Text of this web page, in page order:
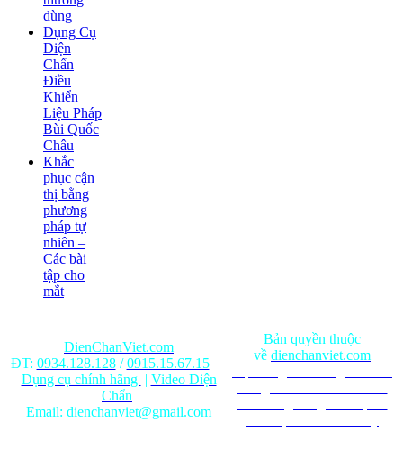
dùng
Dụng Cụ
Diện
Chẩn
Điều
Khiển
Liệu Pháp
Bùi Quốc
Châu
Khắc
phục cận
thị bằng
phương
pháp tự
nhiên –
Các bài
tập cho
mắt
DienChanViet.com
ĐT: 0934.128.128/0915.15.67.15
Dụng cụ chính hãng | Video Diện
Chẩn
Email: dienchanviet@gmail.com
Bản quyền thuộc
về dienchanviet.com